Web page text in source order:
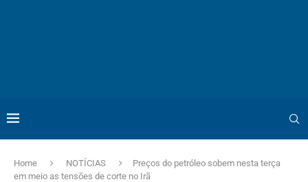
Home NOTÍCIAS
Preços do petróleo sobem nesta terça
em meio as tensões de corte no Irã